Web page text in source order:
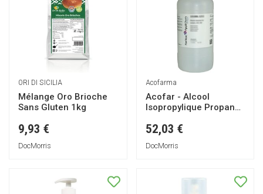
ORI DI SICILIA
Mélange Oro Brioche
Sans Gluten 1kg
9,93 €
DocMorris
Acofarma
Acofar - Alcool
Isopropylique Propanol
52,03 €
DocMorris